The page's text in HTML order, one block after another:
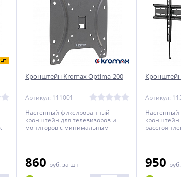
Кронштейн Kromax Optima-200
Артикул: 111001
Настенный фиксированный
кронштейн для телевизоров и
мониторов с минимальным
860 руб. за шт
Артикул:
950 руб.